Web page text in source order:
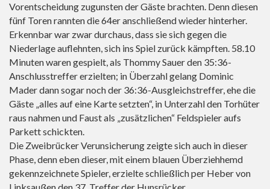
Vorentscheidung zugunsten der Gäste brachten. Denn diesen
fünf Toren rannten die 64er anschließend wieder hinterher.
Erkennbar war zwar durchaus, dass sie sich gegen die
Niederlage auflehnten, sich ins Spiel zurück kämpften. 58.10
Minuten waren gespielt, als Thommy Sauer den 35:36-
Anschlusstreffer erzielten; in Überzahl gelang Dominic
Mader dann sogar noch der 36:36-Ausgleichstreffer, ehe die
Gäste „alles auf eine Karte setzten“, in Unterzahl den Torhüter
raus nahmen und Faust als „zusätzlichen“ Feldspieler aufs
Parkett schickten.
Die Zweibrücker Verunsicherung zeigte sich auch in dieser
Phase, denn eben dieser, mit einem blauen Überziehhemd
gekennzeichnete Spieler, erzielte schließlich per Heber von